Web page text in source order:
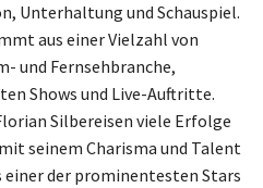
Unterhaltung und Schauspiel.
aus einer Vielzahl von
und Fernsehbranche,
Shows und Live-Auftritte.
Silbereisen viele Erfolge
seinem Charisma und Talent
einer der prominentesten Stars